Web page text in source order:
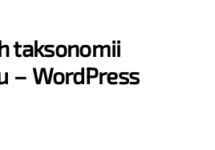
taksonomii
– WordPress